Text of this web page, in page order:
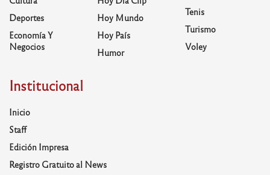
Deportes
Economía Y
Negocios
Hoy Mundo
Hoy País
Humor
Tenis
Turismo
Voley
Institucional
Inicio
Staff
Edición Impresa
Registro Gratuito al News